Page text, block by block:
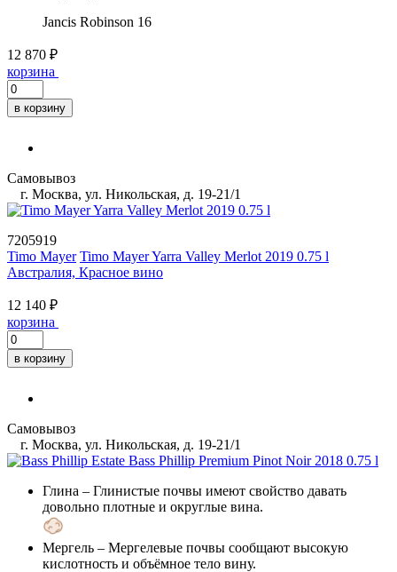
Jancis Robinson 16
12 870 ₽
корзина
в корзину
Самовывоз
г. Москва, ул. Никольская, д. 19-21/1
7205919
Timo Mayer Timo Mayer Yarra Valley Merlot 2019 0.75 l
Австралия, Красное вино
12 140 ₽
корзина
в корзину
Самовывоз
г. Москва, ул. Никольская, д. 19-21/1
Глина – Глинистые почвы имеют свойство давать
довольно плотные и округлые вина.
Мергель – Мергелевые почвы сообщают высокую
кислотность и объёмное тело вину.